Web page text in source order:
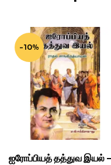
-10%
ஐரோப்பியத் தத்துவ இயல் –